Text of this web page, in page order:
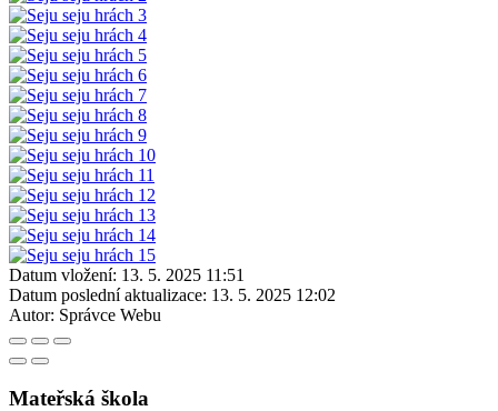
Datum vložení: 13. 5. 2025 11:51
Datum poslední aktualizace: 13. 5. 2025 12:02
Autor: Správce Webu
Mateřská škola